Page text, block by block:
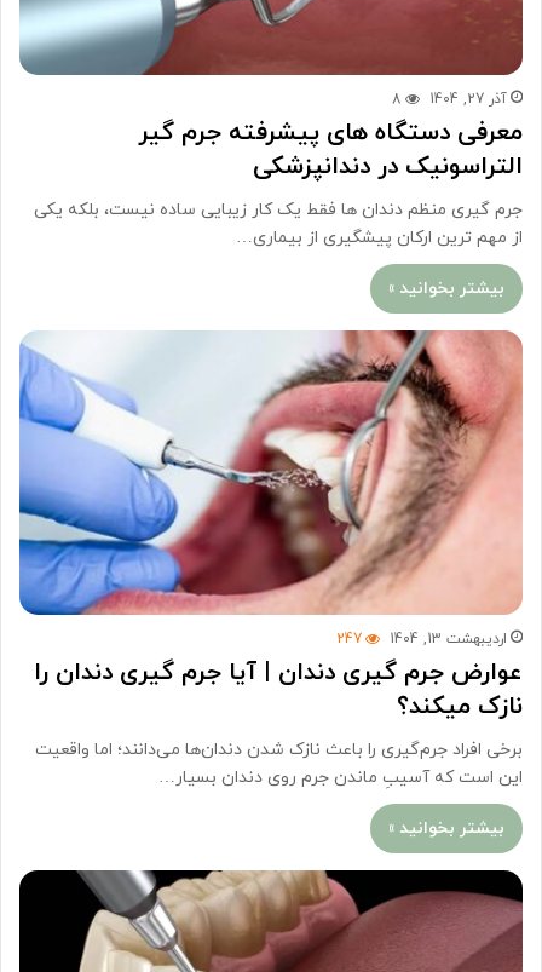
آذر 27, 1404 8
معرفی دستگاه های پیشرفته جرم گیر
التراسونیک در دندانپزشکی
جرم گیری منظم دندان ها فقط یک کار زیبایی ساده نیست، بلکه یکی
از مهم ترین ارکان پیشگیری از بیماری…
بیشتر بخوانید »
اردیبهشت 13, 1404 247
عوارض جرم گیری دندان | آیا جرم گیری دندان را
نازک میکند؟
برخی افراد جرم‌گیری را باعث نازک شدن دندان‌ها می‌دانند؛ اما واقعیت
این است که آسیبِ ماندن جرم روی دندان بسیار…
بیشتر بخوانید »